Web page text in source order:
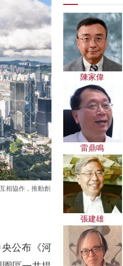
相協作，推動創
央公布《河
陳家偉
雷鼎鳴
張建雄